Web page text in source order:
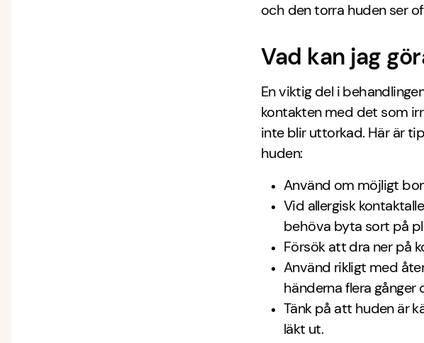
och den torra huden ser
Vad kan jag
En viktig del i
kontakten med det som
inte blir uttorkad. Här är
huden:
Använd om möjligt
Vid allergisk
behöva byta sort på
Försök att dra ner på
Använd rikligt med
händerna flera gånger
Tänk på att huden är
läkt ut.